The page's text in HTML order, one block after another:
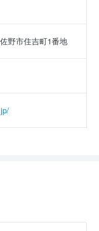
野市住吉町1番地